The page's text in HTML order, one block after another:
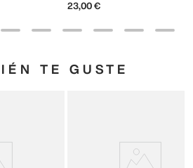
23,00 €
TE GUSTE